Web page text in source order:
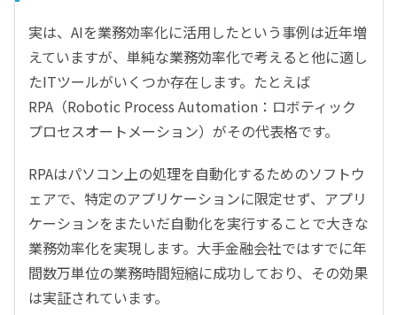
実は、AIを業務効率化に活用したという事例は近年増
えていますが、単純な業務効率化で考えると他に適し
たITツールがいくつか存在します。たとえば
RPA（Robotic Process Automation：ロボティック
プロセスオートメーション）がその代表格です。
RPAはパソコン上の処理を自動化するためのソフトウ
ェアで、特定のアプリケーションに限定せず、アプリ
ケーションをまたいだ自動化を実行することで大きな
業務効率化を実現します。大手金融会社ではすでに年
間数万単位の業務時間短縮に成功しており、その効果
は実証されています。